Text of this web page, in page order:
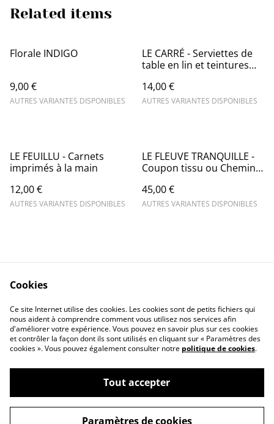
Related items
Florale INDIGO
9,00 €
AUTRES VARIANTES DISPONIBLES
LE CARRÉ - Serviettes de
table en lin et teintures
14,00 €
AUTRES VARIANTES DISPONIBLES
LE FEUILLU - Carnets
imprimés à la main
12,00 €
AUTRES VARIANTES DISPONIBLES
LE FLEUVE TRANQUILLE -
Coupon tissu ou Chemins
l'indigo
45,00 €
AUTRES VARIANTES DISPONIBLES
Contact Us
Legal Terms
Privacy Policy
Cookie Policy
©2026MAURICE ET BERTILLE
Cookies
Ce site Internet utilise des cookies. Les cookies sont de petits fichiers qui
nous aident à comprendre comment vous utilisez nos services afin
d'améliorer votre expérience. Vous pouvez en savoir plus sur ces cookies
et contrôler la façon dont ils sont utilisés en cliquant sur « Paramètres des
cookies ». Vous pouvez également consulter notre politique de cookies.
Tout accepter
Paramètres de cookies